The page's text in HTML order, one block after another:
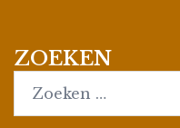
ZOEKEN